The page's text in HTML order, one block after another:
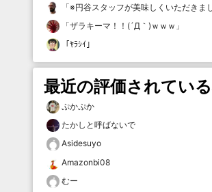
「※円谷スタッフが美味しくいただきまし
「ザラキーマ！！(´Д｀)ｗｗｗ 」
「ﾔﾗｼｲ 」
最近の評価されてい
ぷかぷか
たかしと呼ばないで
Asidesuyo
Amazonbi08
むー